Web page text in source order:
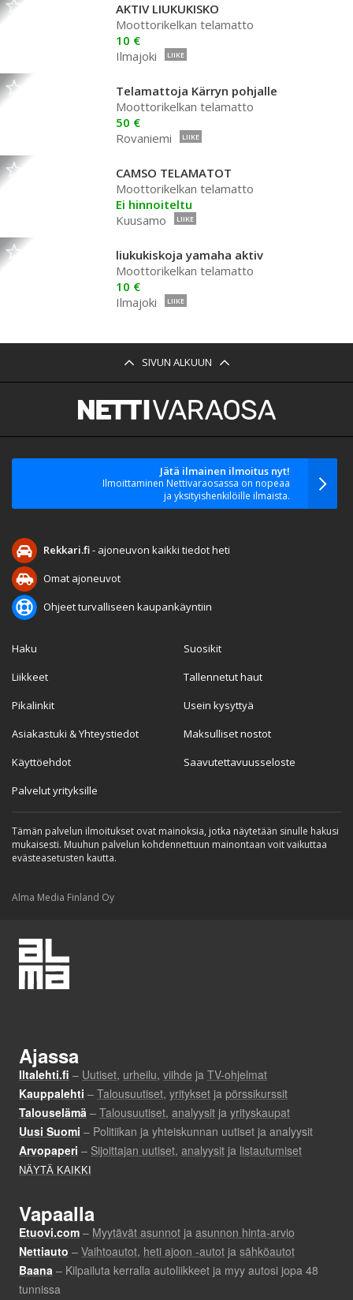
AKTIV LIUKUKISKO
Moottorikelkan telamatto
10 €
Ilmajoki
LIIKE
Telamattoja Kärryn pohjalle
Moottorikelkan telamatto
50 €
Rovaniemi
LIIKE
CAMSO TELAMATOT
Moottorikelkan telamatto
Ei hinnoiteltu
Kuusamo
LIIKE
liukukiskoja yamaha aktiv
Moottorikelkan telamatto
10 €
Ilmajoki
LIIKE
SIVUN ALKUUN
Jätä ilmainen ilmoitus nyt!
Ilmoittaminen Nettivaraosassa on nopeaa
ja yksityishenkilöille ilmaista.
Rekkari.fi- ajoneuvon kaikki tiedot heti
Omat ajoneuvot
Ohjeet turvalliseen kaupankäyntiin
Haku
Liikkeet
Pikalinkit
Asiakastuki & Yhteystiedot
Käyttöehdot
Palvelut yrityksille
Suosikit
Tallennetut haut
Usein kysyttyä
Maksulliset nostot
Saavutettavuusseloste
Tämän palvelun ilmoitukset ovat mainoksia, jotka näytetään sinulle hakusi
mukaisesti. Muuhun palvelun kohdennettuun mainontaan voit vaikuttaa
evästeasetusten kautta.
Alma Media Finland Oy